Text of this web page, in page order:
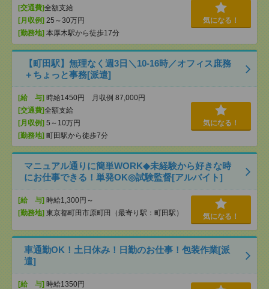
[交通費]全額支給
[月収例] 25～30万円
[勤務地] 本厚木駅から徒歩17分
気になる！
【町田駅】無理なく週3日＼10-16時／オフィス庶務
＋ちょっと事務[派遣]
[給 与] 時給1450円 月収例 87,000円
[交通費]全額支給
[月収例] 5～10万円
[勤務地] 町田駅から徒歩7分
気になる！
マニュアル通りに簡単WORK◆未経験から好きな時
にお仕事できる！単発OK◎試験監督[アルバイト]
[給 与] 時給1,300円～
[勤務地] 東京都町田市原町田（最寄り駅：町田駅） 気になる！
車通勤OK！土日休み！日勤のお仕事！包装作業[派
遣]
[給 与] 時給1350円